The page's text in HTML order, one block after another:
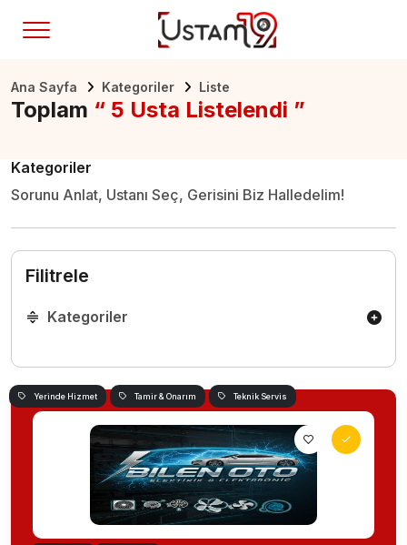
Ana Sayfa Kategoriler Liste
Toplam “ 5 Usta Listelendi ”
Kategoriler
Sorunu Anlat, Ustanı Seç, Gerisini Biz Halledelim!
Filitrele
Kategoriler
Yerinde Hizmet Tamir & Onarım Teknik Servis